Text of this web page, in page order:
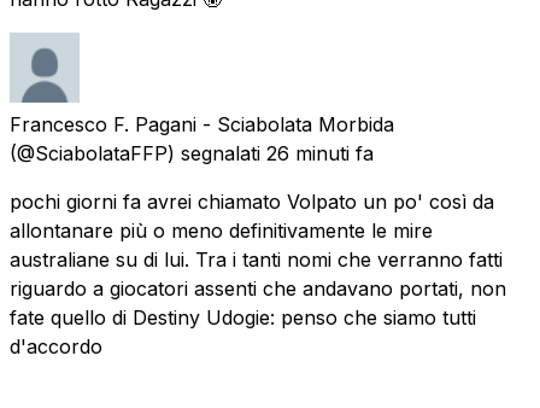
Francesco F. Pagani - Sciabolata Morbida
(@SciabolataFFP) segnalati 26 minuti fa
pochi giorni fa avrei chiamato Volpato un po' così da
allontanare più o meno definitivamente le mire
australiane su di lui. Tra i tanti nomi che verranno fatti
riguardo a giocatori assenti che andavano portati, non
fate quello di Destiny Udogie: penso che siamo tutti
d'accordo